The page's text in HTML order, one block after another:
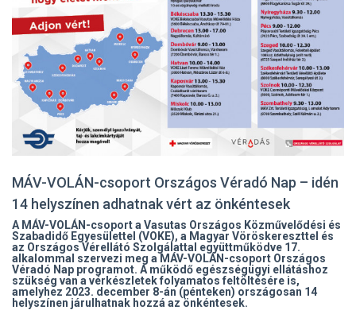
MÁV-VOLÁN-csoport Országos Véradó Nap – idén
14 helyszínen adhatnak vért az önkéntesek
A MÁV-VOLÁN-csoport a Vasutas Országos Közművelődési és
Szabadidő Egyesülettel (VOKE), a Magyar Vöröskereszttel és
az Országos Vérellátó Szolgálattal együttműködve 17.
alkalommal szervezi meg a MÁV-VOLÁN-csoport Országos
Véradó Nap programot. A működő egészségügyi ellátáshoz
szükség van a vérkészletek folyamatos feltöltésére is,
amelyhez 2023. december 8-án (pénteken) országosan 14
helyszínen járulhatnak hozzá az önkéntesek.